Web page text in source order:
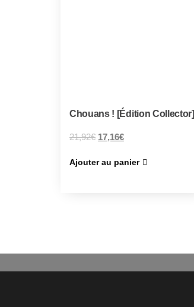
Chouans ! [Édition Collector]
21,92€ 17,16€
Ajouter au panier